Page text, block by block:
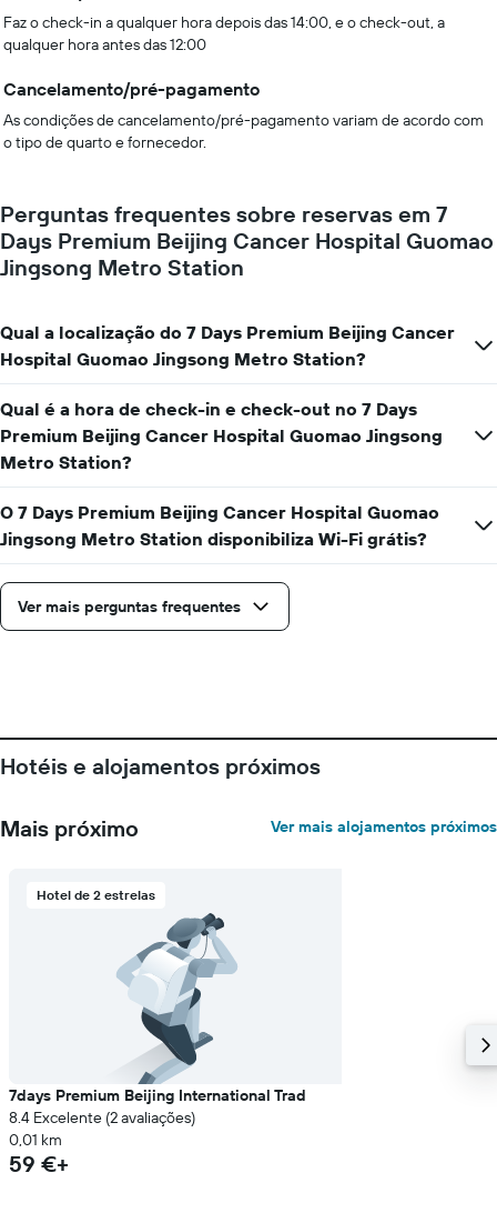
Faz o check-in a qualquer hora depois das 14:00, e o check-out, a
qualquer hora antes das 12:00
Cancelamento/pré-pagamento
As condições de cancelamento/pré-pagamento variam de acordo com
o tipo de quarto e fornecedor.
Perguntas frequentes sobre reservas em 7
Days Premium Beijing Cancer Hospital Guomao
Jingsong Metro Station
Qual a localização do 7 Days Premium Beijing Cancer
Hospital Guomao Jingsong Metro Station?
Qual é a hora de check-in e check-out no 7 Days
Premium Beijing Cancer Hospital Guomao Jingsong
Metro Station?
O 7 Days Premium Beijing Cancer Hospital Guomao
Jingsong Metro Station disponibiliza Wi-Fi grátis?
Ver mais perguntas frequentes
Hotéis e alojamentos próximos
Mais próximo Ver mais alojamentos próximos
Hotel de 2 estrelas
7days Premium Beijing International Trad
8.4 Excelente (2 avaliações)
0,01 km
59 €+